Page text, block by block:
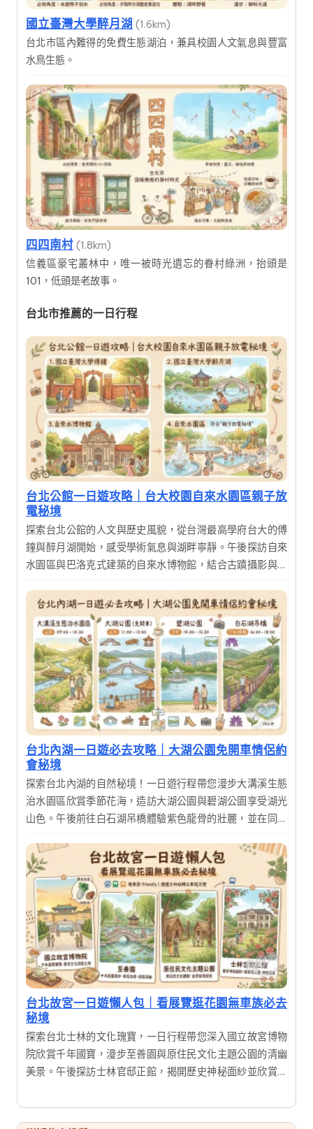
國立臺灣大學醉月湖 (1.6km)
台北市區內難得的免費生態湖泊，兼具校園人文氣息與豐富
水鳥生態。
四四南村 (1.8km)
信義區豪宅叢林中，唯一被時光遺忘的眷村綠洲，抬頭是
101，低頭是老故事。
台北市推薦的一日行程
台北公館一日遊攻略｜台大校園自來水園區親子放
電秘境
探索台北公館的人文與歷史風貌，從台灣最高學府台大的傅
鐘與醉月湖開始，感受學術氣息與湖畔寧靜。午後探訪自來
水園區與巴洛克式建築的自來水博物館，結合古蹟攝影與生
行，適合喜愛深度漫遊的您。
台北內湖一日遊必去攻略｜大湖公園免開車情侶約
會秘境
探索台北內湖的自然秘境！一日遊行程帶您漫步大溝溪生態
治水園區欣賞季節花海，造訪大湖公園與碧湖公園享受湖光
山色。午後前往白石湖吊橋體驗紫色龍骨的壯麗，並在同心
輕鬆踏青之旅，讓您在城市近郊也能享受滿滿芬多精。
台北故宮一日遊懶人包｜看展覽逛花園無車族必去
秘境
探索台北士林的文化瑰寶，一日行程帶您深入國立故宮博物
院欣賞千年國寶，漫步至善園與原住民文化主題公園的清幽
美景。午後探訪士林官邸正館，揭開歷史神秘面紗並欣賞絕